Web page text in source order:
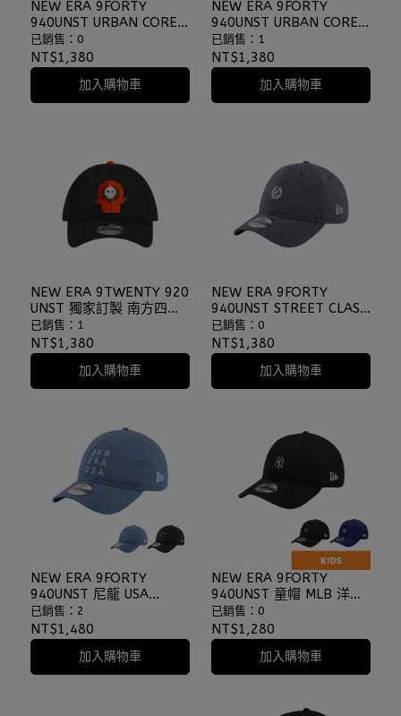
NEW ERA 9FORTY
940UNST URBAN CORE
透氣 尼龍 軟布老帽 棒球
帽 ⫷ScrewCap⫸
已銷售：0
NT$1,380
加入購物車
NEW ERA 9FORTY
940UNST URBAN CORE
黑 透氣 尼龍 軟布老帽 棒
球帽 ⫷ScrewCap⫸
已銷售：1
NT$1,380
加入購物車
NEW ERA 9TWENTY 920
UNST 獨家訂製 南方四賤
客 阿尼 黑 軟布 老帽 棒球
帽 ⫷ScrewCap⫸
已銷售：1
NT$1,380
加入購物車
NEW ERA 9FORTY
940UNST STREET CLASS
灰色 特殊材質 軟布老帽
⫷ScrewCap⫸
已銷售：0
NT$1,380
加入購物車
NEW ERA 9FORTY
940UNST 尼龍 USA
TRAIL RUNNER 老帽 棒球
帽 ⫷ScrewCap⫸
已銷售：2
NT$1,480
加入購物車
NEW ERA 9FORTY
940UNST 童帽 MLB 洋基
道奇 小標 軟布老帽 韓國
代購 男童帽子 女童帽子
⫷ScrewCap⫸
已銷售：0
NT$1,280
加入購物車